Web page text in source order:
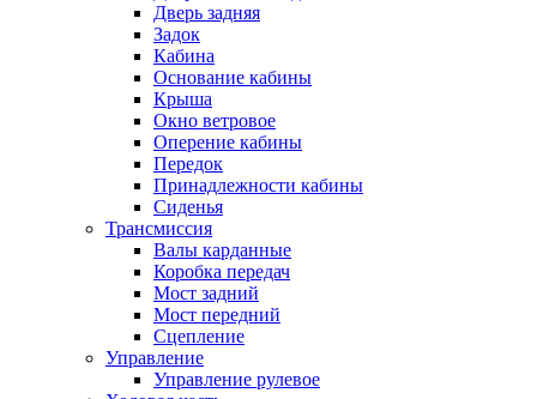
Дверь задняя
Задок
Кабина
Основание кабины
Крыша
Окно ветровое
Оперение кабины
Передок
Принадлежности кабины
Сиденья
Трансмиссия
Валы карданные
Коробка передач
Мост задний
Мост передний
Сцепление
Управление
Управление рулевое